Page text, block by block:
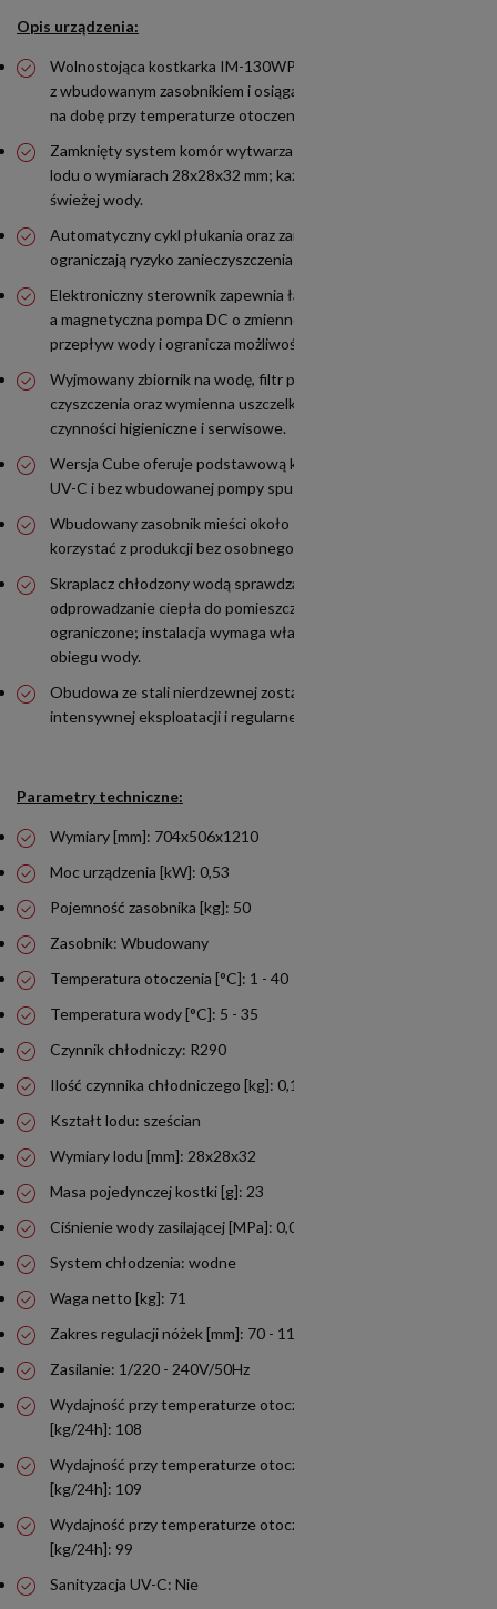
Opis urządzenia:
Wolnostojąca kostkarka IM-130WPE łączy moduł produkcyjny
z wbudowanym zasobnikiem i osiąga wydajność do 108 kg lodu
na dobę przy temperaturze otoczenia 10°C i wody 10°C.
Zamknięty system komór wytwarza zwarte i twarde kostki
lodu o wymiarach 28x28x32 mm; każda partia powstaje ze
świeżej wody.
Automatyczny cykl płukania oraz zamknięty obieg wody
ograniczają ryzyko zanieczyszczenia podczas produkcji lodu.
Elektroniczny sterownik zapewnia łatwy dostęp do ustawień,
a magnetyczna pompa DC o zmiennej prędkości stabilizuje
przepływ wody i ogranicza możliwość wycieków.
Wyjmowany zbiornik na wodę, filtr powietrza przeznaczony do
czyszczenia oraz wymienna uszczelka drzwi upraszczają
czynności higieniczne i serwisowe.
Wersja Cube oferuje podstawową konfigurację bez sanityzacji
UV-C i bez wbudowanej pompy spustowej.
Wbudowany zasobnik mieści około 50 kg lodu i pozwala
korzystać z produkcji bez osobnego pojemnika.
Skraplacz chłodzony wodą sprawdza się tam, gdzie
odprowadzanie ciepła do pomieszczenia powinno być
ograniczone; instalacja wymaga właściwie zaprojektowanego
obiegu wody.
Obudowa ze stali nierdzewnej została przystosowana do
intensywnej eksploatacji i regularnego czyszczenia.
Parametry techniczne:
Wymiary [mm]: 704x506x1210
Moc urządzenia [kW]: 0,53
Pojemność zasobnika [kg]: 50
Zasobnik: Wbudowany
Temperatura otoczenia [°C]: 1 - 40
Temperatura wody [°C]: 5 - 35
Czynnik chłodniczy: R290
Ilość czynnika chłodniczego [kg]: 0,147
Kształt lodu: sześcian
Wymiary lodu [mm]: 28x28x32
Masa pojedynczej kostki [g]: 23
Ciśnienie wody zasilającej [MPa]: 0,07 - 0,8
System chłodzenia: wodne
Waga netto [kg]: 71
Zakres regulacji nóżek [mm]: 70 - 110
Zasilanie: 1/220 - 240V/50Hz
Wydajność przy temperaturze otoczenia 10°C i wody 10°C
[kg/24h]: 108
Wydajność przy temperaturze otoczenia 21°C i wody 15°C
[kg/24h]: 109
Wydajność przy temperaturze otoczenia 32°C i wody 21°C
[kg/24h]: 99
Sanityzacja UV-C: Nie